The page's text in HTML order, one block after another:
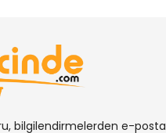
bilgilendirmelerden e-posta